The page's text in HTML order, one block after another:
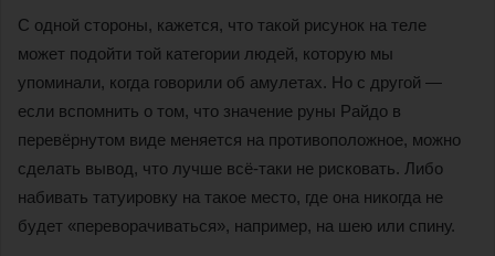
С одной стороны, кажется, что такой рисунок на теле
может подойти той категории людей, которую мы
упоминали, когда говорили об амулетах. Но с другой —
если вспомнить о том, что значение руны Райдо в
перевёрнутом виде меняется на противоположное, можно
сделать вывод, что лучше всё-таки не рисковать. Либо
набивать татуировку на такое место, где она никогда не
будет «переворачиваться», например, на шею или спину.